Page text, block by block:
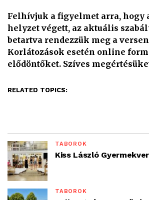
Felhívjuk a figyelmet arra, hogy
helyzet végett, az aktuális
betartva rendezzük meg a
Korlátozások esetén online
elődöntőket. Szíves
RELATED TOPICS:
TÁBOROK
Kiss László
TÁBOROK